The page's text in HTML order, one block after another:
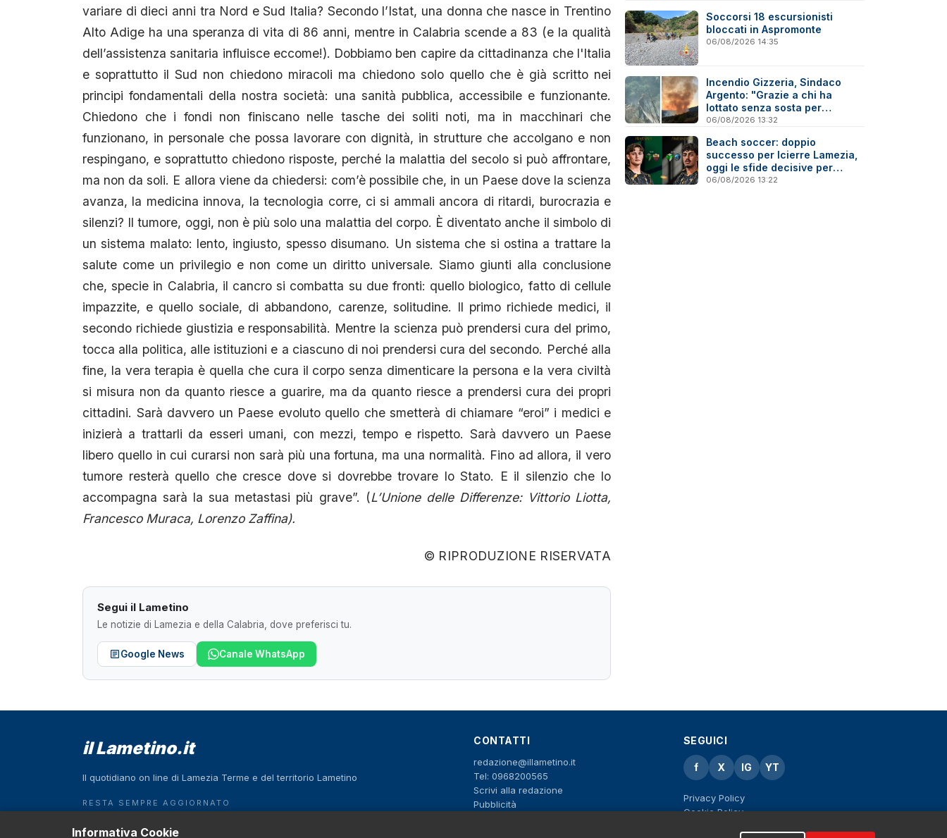
variare di dieci anni tra Nord e Sud Italia? Secondo l’Istat, una donna che nasce in Trentino
Alto Adige ha una speranza di vita di 86 anni, mentre in Calabria scende a 83 (e la qualità
dell’assistenza sanitaria influisce eccome!). Dobbiamo ben capire da cittadinanza che l'Italia
e soprattutto il Sud non chiedono miracoli ma chiedono solo quello che è già scritto nei
principi fondamentali della nostra società: una sanità pubblica, accessibile e funzionante.
Chiedono che i fondi non finiscano nelle tasche dei soliti noti, ma in macchinari che
funzionano, in personale che possa lavorare con dignità, in strutture che accolgano e non
respingano, e soprattutto chiedono risposte, perché la malattia del secolo si può affrontare,
ma non da soli. E allora viene da chiedersi: com’è possibile che, in un Paese dove la scienza
avanza, la medicina innova, la tecnologia corre, ci si ammali ancora di ritardi, burocrazia e
silenzi? Il tumore, oggi, non è più solo una malattia del corpo. È diventato anche il simbolo di
un sistema malato: lento, ingiusto, spesso disumano. Un sistema che si ostina a trattare la
salute come un privilegio e non come un diritto universale. Siamo giunti alla conclusione
che, specie in Calabria, il cancro si combatta su due fronti: quello biologico, fatto di cellule
impazzite, e quello sociale, di abbandono, carenze, solitudine. Il primo richiede medici, il
secondo richiede giustizia e responsabilità. Mentre la scienza può prendersi cura del primo,
tocca alla politica, alle istituzioni e a ciascuno di noi prendersi cura del secondo. Perché alla
fine, la vera terapia è quella che cura il corpo senza dimenticare la persona e la vera civiltà
si misura non da quanto riesce a guarire, ma da quanto riesce a prendersi cura dei propri
cittadini. Sarà davvero un Paese evoluto quello che smetterà di chiamare “eroi” i medici e
inizierà a trattarli da esseri umani, con mezzi, tempo e rispetto. Sarà davvero un Paese
libero quello in cui curarsi non sarà più una fortuna, ma una normalità. Fino ad allora, il vero
tumore resterà quello che cresce dove si dovrebbe trovare lo Stato. E il silenzio che lo
accompagna sarà la sua metastasi più grave”. (L’Unione delle Differenze: Vittorio Liotta,
Francesco Muraca, Lorenzo Zaffina).
© RIPRODUZIONE RISERVATA
Segui il Lametino
Le notizie di Lamezia e della Calabria, dove preferisci tu.
Google News Canale WhatsApp
Soccorsi 18 escursionisti
bloccati in Aspromonte
06/08/2026 14:35
Incendio Gizzeria, Sindaco
Argento: "Grazie a chi ha
lottato senza sosta per
difendere il nostro territorio"
06/08/2026 13:32
Beach soccer: doppio
successo per Icierre Lamezia,
oggi le sfide decisive per
salvezza e scudetto Under 20
06/08/2026 13:22
il Lametino.it
Il quotidiano on line di Lamezia Terme e del territorio Lametino
RESTA SEMPRE AGGIORNATO
CONTATTI
redazione@illametino.it
Tel: 0968200565
Scrivi alla redazione
Pubblicità
SEGUICI
f X IG YT
Privacy Policy
Cookie Policy
Informativa Cookie